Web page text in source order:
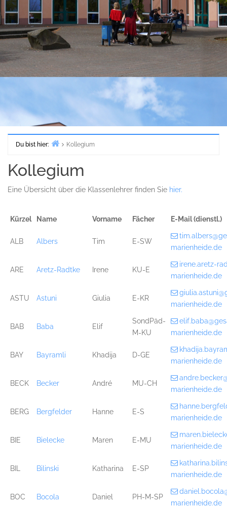
Du bist hier:
Kollegium
Kollegium
Eine Übersicht über die Klassenlehrer finden Sie hier.
Kürzel Name Vorname Fächer E-Mail (dienstl.)
ALB Albers Tim E-SW
marienheide.de
ARE Aretz-Radtke Irene KU-E
irene.aretz-
marienheide.de
ASTU Astuni Giulia E-KR
marienheide.de
BAB Baba Elif
SondPäd-
M-KU
marienheide.de
BAY Bayramli Khadija D-GE
marienheide.de
BECK Becker André MU-CH
marienheide.de
BERG Bergfelder Hanne E-S
marienheide.de
BIE Bielecke Maren E-MU
marienheide.de
BIL Bilinski Katharina E-SP
marienheide.de
BOC Bocola Daniel PH-M-SP
marienheide.de